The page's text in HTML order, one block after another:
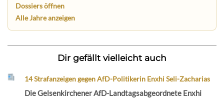
Dossiers öffnen
Alle Jahre anzeigen
Dir gefällt vielleicht auch
14 Strafanzeigen gegen AfD-Politikerin Enxhi Seli-Zacharias
Die Gelsenkirchener AfD-Landtagsabgeordnete Enxhi